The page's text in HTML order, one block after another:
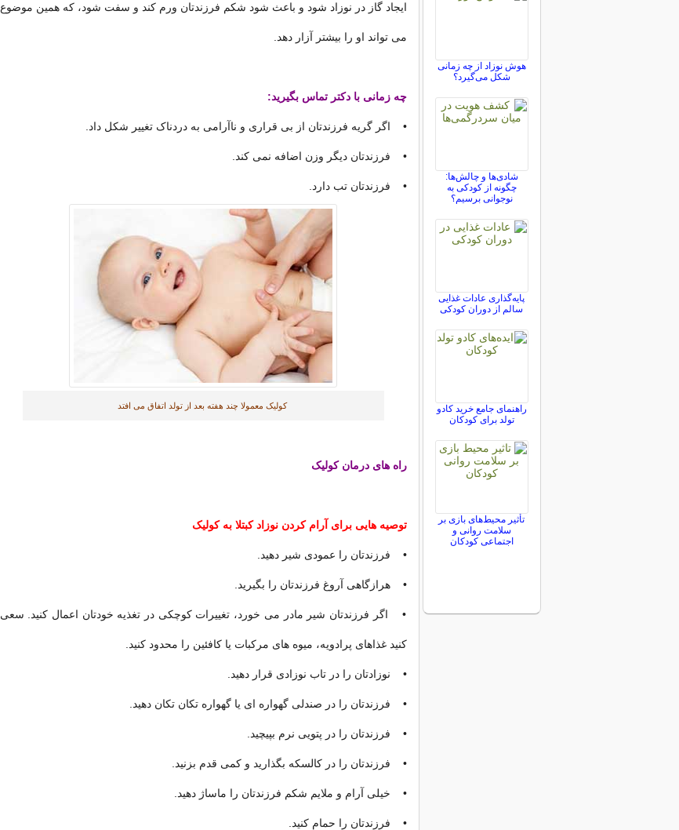
ایجاد گاز در نوزاد شود و باعث شود شکم فرزندتان ورم کند و سفت شود، که همین موضوع
می تواند او را بیشتر آزار دهد.
چه زمانی با دکتر تماس بگیرید:
• اگر گریه فرزندتان از بی قراری و ناآرامی به دردناک تغییر شکل داد.
• فرزندتان دیگر وزن اضافه نمی کند.
• فرزندتان تب دارد.
کولیک معمولا چند هفته بعد از تولد اتفاق می افتد
راه های درمان کولیک
توصیه هایی برای آرام کردن نوزاد کبتلا به کولیک
• فرزندتان را عمودی شیر دهید.
• هرازگاهی آروغ فرزندتان را بگیرید.
• اگر فرزندتان شیر مادر می خورد، تغییرات کوچکی در تغذیه خودتان اعمال کنید. سعی
کنید غذاهای پرادویه، میوه های مرکبات یا کافئین را محدود کنید.
• نوزادتان را در تاب نوزادی قرار دهید.
• فرزندتان را در صندلی گهواره ای یا گهواره تکان تکان دهید.
• فرزندتان را در پتویی نرم بپیچید.
• فرزندتان را در کالسکه بگذارید و کمی قدم بزنید.
• خیلی آرام و ملایم شکم فرزندتان را ماساژ دهید.
• فرزندتان را حمام کنید.
هوش نوزاد از چه زمانی
شکل می‌گیرد؟
شادی‌ها و چالش‌ها:
چگونه از کودکی به
نوجوانی برسیم؟
پایه‌گذاری عادات غذایی
سالم از دوران کودکی
راهنمای جامع خرید کادو
تولد برای کودکان
تأثیر محیط‌های بازی بر
سلامت روانی و
اجتماعی کودکان